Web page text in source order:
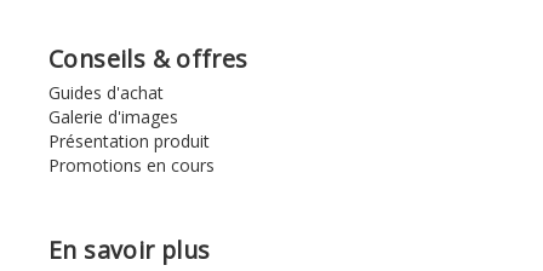
Conseils & offres
Guides d'achat
Galerie d'images
Présentation produit
Promotions en cours
En savoir plus